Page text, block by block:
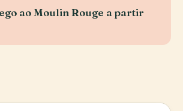
ao Moulin Rouge a partir